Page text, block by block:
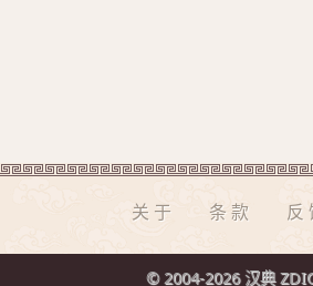
关于 条款 反
© 2004-2026 汉典